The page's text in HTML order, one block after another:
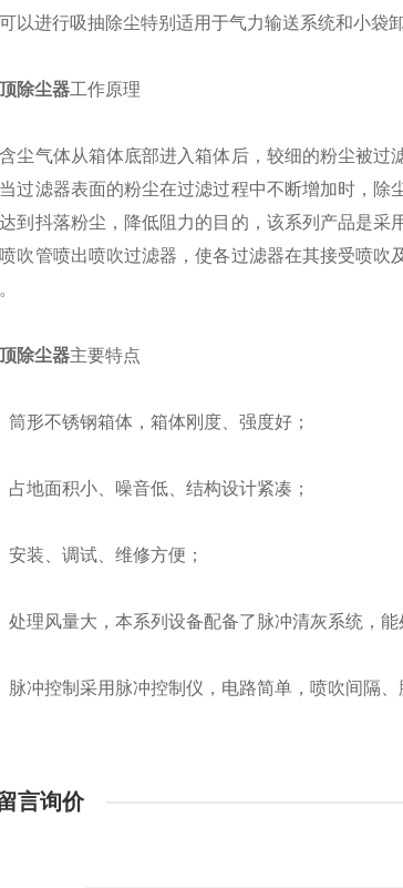
以进行吸抽除尘特别适用于气力输送系统和小袋卸
除尘器工作原理
气体从箱体底部进入箱体后，较细的粉尘被过
过滤器表面的粉尘在过滤过程中不断增加时，
到抖落粉尘，降低阻力的目的，该系列产品是
吹管喷出喷吹过滤器，使各过滤器在其接受喷
除尘器主要特点
不锈钢箱体，箱体刚度、强度好；
面积小、噪音低、结构设计紧凑；
装、调试、维修方便；
风量大，本系列设备配备了脉冲清灰系统，能
控制采用脉冲控制仪，电路简单，喷吹间隔、
言询价